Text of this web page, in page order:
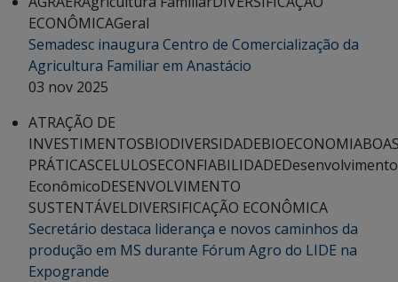
ECONÔMICAGeral
Semadesc inaugura Centro de Comercialização da
Agricultura Familiar em Anastácio
03 nov 2025
ATRAÇÃO DE
INVESTIMENTOSBIODIVERSIDADEBIOECONOMIA
PRÁTICASCELULOSECONFIABILIDADEDesenvolvimento
EconômicoDESENVOLVIMENTO
SUSTENTÁVELDIVERSIFICAÇÃO ECONÔMICA
Secretário destaca liderança e novos caminhos da
produção em MS durante Fórum Agro do LIDE na
Expogrande